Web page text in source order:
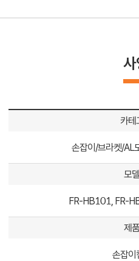
카테
손잡이/브라켓/AL
모
FR-HB101, FR-
제
손잡이